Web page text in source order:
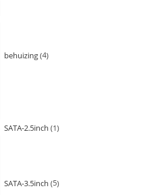
behuizing 4
SATA-2.5inch 1
SATA-3.5inch 5